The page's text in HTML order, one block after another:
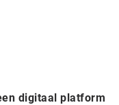
digitaal platform